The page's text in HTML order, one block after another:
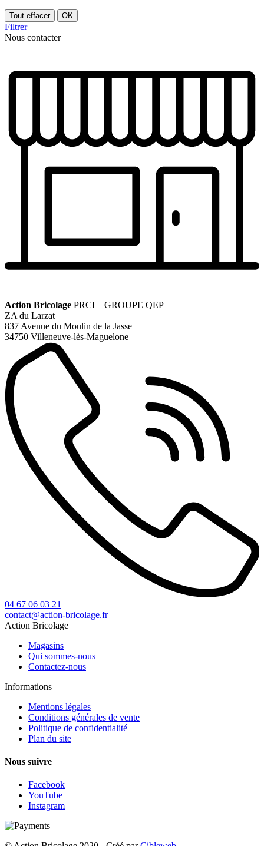
Tout effacer OK
Filtrer
Nous contacter
Action Bricolage PRCI – GROUPE QEP
ZA du Larzat
837 Avenue du Moulin de la Jasse
34750 Villeneuve-lès-Maguelone
04 67 06 03 21
contact@action-bricolage.fr
Action Bricolage
Magasins
Qui sommes-nous
Contactez-nous
Informations
Mentions légales
Conditions générales de vente
Politique de confidentialité
Plan du site
Nous suivre
Facebook
YouTube
Instagram